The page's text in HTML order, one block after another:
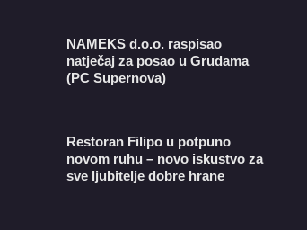
NAMEKS d.o.o. raspisao
natječaj za posao u Grudama
(PC Supernova)
Restoran Filipo u potpuno
novom ruhu – novo iskustvo za
sve ljubitelje dobre hrane